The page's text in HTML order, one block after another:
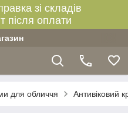
зі складів
після оплати
для обличчя Антивіковий